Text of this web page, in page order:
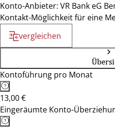
Konto-Anbieter: VR Bank eG
Kontakt-Möglichkeit für eine
vergleichen
Kontoführung pro Monat
13,00 €
Eingeräumte Konto-